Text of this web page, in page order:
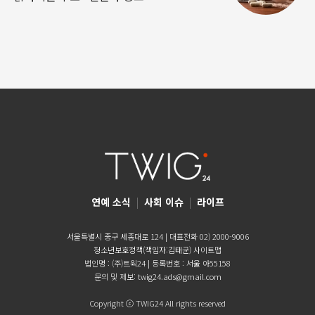
연예 소식 | 사회 이슈 | 라이프
서울특별시 중구 세종대로 124 | 대표전화 02) 2000-9006
청소년보호정책(책임자:김태균)사이트맵
법인명 : (주)트윅24 | 등록번호 : 서울 아55158
문의 및 제보: twig24.ads@gmail.com
Copyright ⓒ TWIG24 All rights reserved